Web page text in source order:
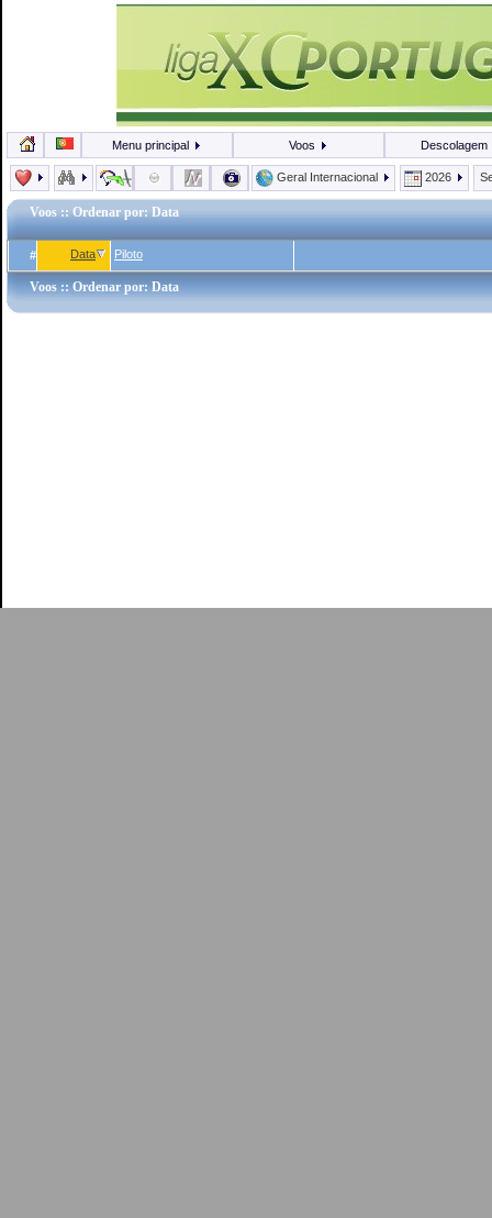
Menu principal Voos Descolagem
Geral Internacional 2026
Voos :: Ordenar por: Data
# Data Piloto
Voos :: Ordenar por: Data